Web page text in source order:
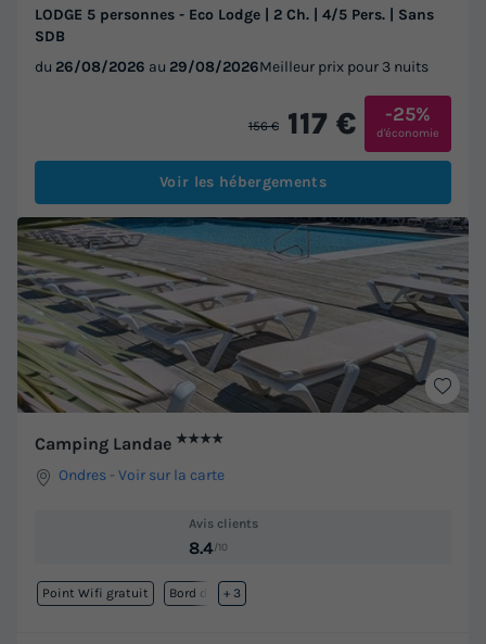
LODGE 5 personnes - Eco Lodge | 2 Ch. | 4/5 Pers. | Sans
SDB
du 26/08/2026 au 29/08/2026Meilleur prix pour 3 nuits
156 € 117 € -25%
d'économie
Voir les hébergements
Camping Landae ★★★★
Ondres -Voir sur la carte
Avis clients
8.4/10
Point Wifi gratuit Bord de mer
+ 3